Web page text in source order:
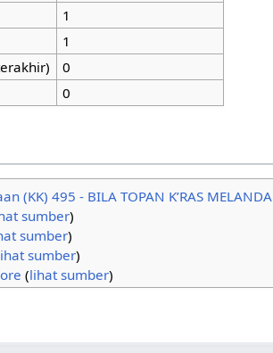
1
1
0
0
(KK) 495 - BILA TOPAN K’RAS MELANDA
sumber)
sumber)
sumber)
(lihat sumber)